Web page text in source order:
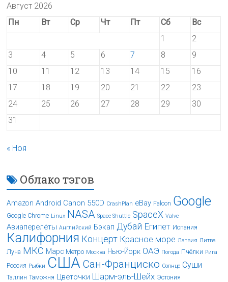
Август 2026
Пн
Вт Ср Чт Пт Сб
Вс
1
2
3
4 5 6 7 8
9
10
11 12 13 14 15
16
17
18 19 20 21 22
23
24
25 26 27 28 29
30
31
« Ноя
Облако тэгов
Amazon Android Canon 550D CrashPlan eBay Falcon Google
Google Chrome Linux NASA Space Shuttle SpaceX Valve
Авиаперелёты Английский Бэкап Дубай Египет Испания
Калифорния Концерт Красное море Латвия Литва
Луна МКС Марс Метро Москва Нью-Йорк ОАЭ Погода Пчёлки Рига
Россия Рыбки США Сан-Франциско Солнце Суши
Таллин Таможня Цветочки Шарм-эль-Шейх Эстония